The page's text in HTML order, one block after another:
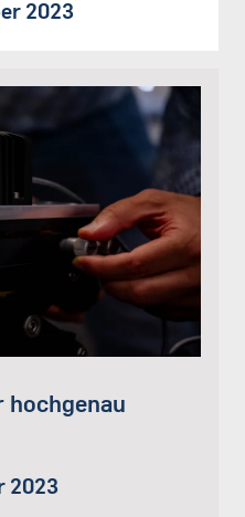
2023
hochgenau
2023